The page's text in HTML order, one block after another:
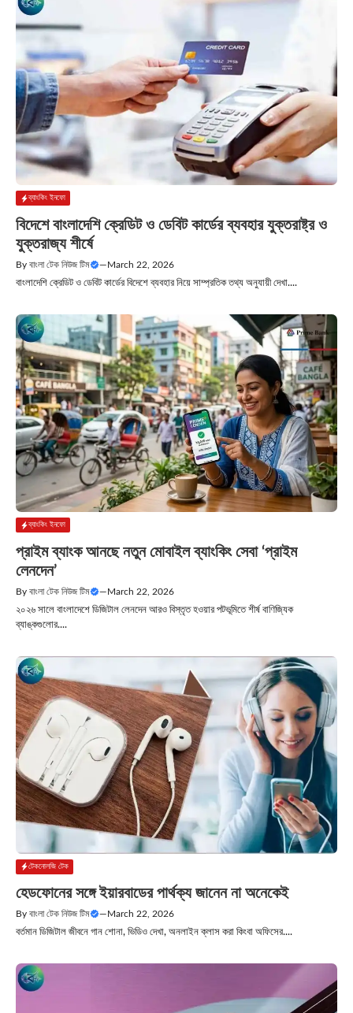
ব্যাংকিং ইনফো
বিদেশে বাংলাদেশি ক্রেডিট ও ডেবিট কার্ডের ব্যবহার যুক্তরাষ্ট্র ও
যুক্তরাজ্য শীর্ষে
By বাংলা টেক নিউজ টিম —March 22, 2026
বাংলাদেশি ক্রেডিট ও ডেবিট কার্ডের বিদেশে ব্যবহার নিয়ে সাম্প্রতিক তথ্য অনুযায়ী দেখা....
ব্যাংকিং ইনফো
প্রাইম ব্যাংক আনছে নতুন মোবাইল ব্যাংকিং সেবা ‘প্রাইম
লেনদেন’
By বাংলা টেক নিউজ টিম —March 22, 2026
২০২৬ সালে বাংলাদেশে ডিজিটাল লেনদেন আরও বিস্তৃত হওয়ার পটভূমিতে শীর্ষ বাণিজ্যিক
ব্যাঙ্কগুলোর....
টেকনোলজি টেক
হেডফোনের সঙ্গে ইয়ারবাডের পার্থক্য জানেন না অনেকেই
By বাংলা টেক নিউজ টিম — March 22, 2026
বর্তমান ডিজিটাল জীবনে গান শোনা, ভিডিও দেখা, অনলাইন ক্লাস করা কিংবা অফিসের....